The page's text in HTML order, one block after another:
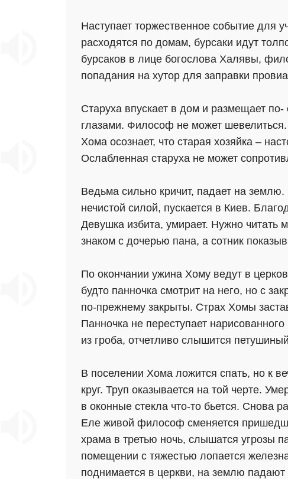
Наступает торжественное событие для
расходятся по домам, бурсаки идут
бурсаков в лице богослова Халявы,
попадания на хутор для заправки
Старуха впускает в дом и размещает по-
глазами. Философ не может
Хома осознает, что старая хозяйка –
Ослабленная старуха не может
Ведьма сильно кричит, падает на
нечистой силой, пускается в Киев.
Девушка избита, умирает. Нужно читать
знаком с дочерью пана, а сотник
По окончании ужина Хому ведут в
будто панночка смотрит на него, но с
по-прежнему закрыты. Страх Хомы
Панночка не переступает
из гроба, отчетливо слышится
В поселении Хома ложится спать, но к
круг. Труп оказывается на той черте.
в оконные стекла что-то бьется. Снова
Еле живой философ сменяется
храма в третью ночь, слышатся угрозы
помещении с тяжестью лопается
поднимается в церкви, на землю